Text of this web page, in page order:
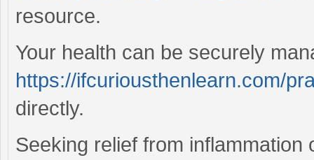
resource.
Your health can be securely
https://ifcuriousthenlearn.com/
directly.
Seeking relief from